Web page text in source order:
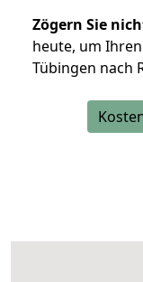
Zögern Sie
heute, um
Tübingen nach